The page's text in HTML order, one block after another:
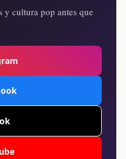
y cultura pop antes que